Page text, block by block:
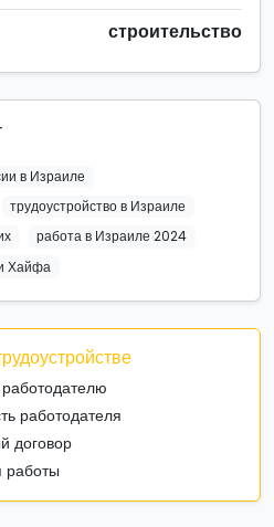
строительство
в Израиле
трудоустройство в Израиле
работа в Израиле 2024
Хайфа
работодателя
договор
работы